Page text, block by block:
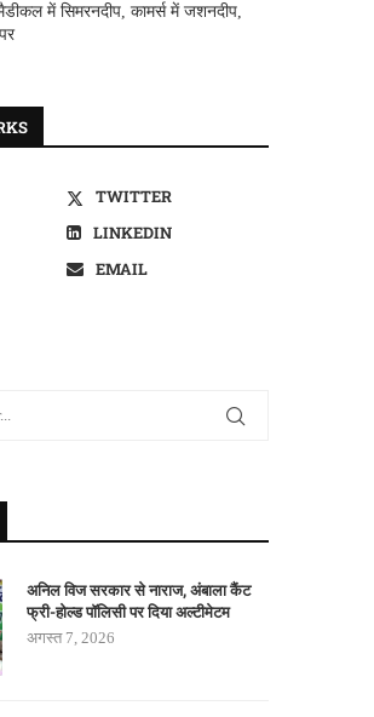
में सिमरनदीप, कामर्स में जशनदीप,
TWITTER
LINKEDIN
EMAIL
अनिल विज सरकार से नाराज, अंबाला कैंट
फ्री-होल्ड पॉलिसी पर दिया अल्टीमेटम
अगस्त 7, 2026